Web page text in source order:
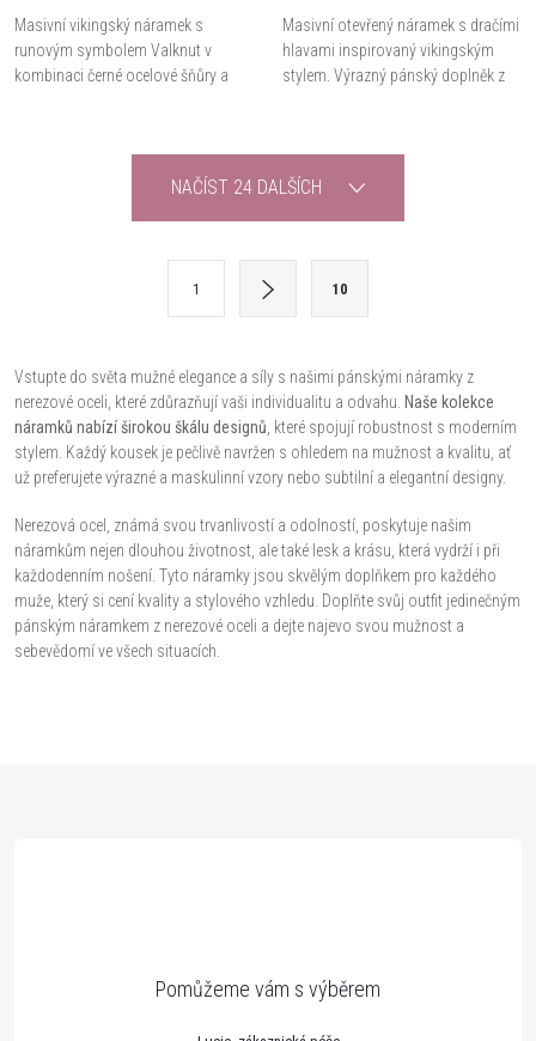
Masivní vikingský náramek s
runovým symbolem Valknut v
kombinaci černé ocelové šňůry a
Masivní otevřený náramek s dračími
hlavami inspirovaný vikingským
stylem. Výrazný pánský doplněk z
d
a
c
í
p
r
v
NAČÍST 24 DALŠÍCH
á
n
k
o
á
n
í
1 10
Vstupte do světa mužné elegance a síly s našimi pánskými náramky z
nerezové oceli, které zdůrazňují vaši individualitu a odvahu. Naše kolekce
náramků nabízí širokou škálu designů , které spojují robustnost s moderním
stylem. Každý kousek je pečlivě navržen s ohledem na mužnost a kvalitu, ať
už preferujete výrazné a maskulinní vzory nebo subtilní a elegantní designy.
Nerezová ocel, známá svou trvanlivostí a odolností, poskytuje našim
náramkům nejen dlouhou životnost, ale také lesk a krásu, která vydrží i při
každodenním nošení. Tyto náramky jsou skvělým doplňkem pro každého
muže, který si cení kvality a stylového vzhledu. Doplňte svůj outfit jedinečným
pánským náramkem z nerezové oceli a dejte najevo svou mužnost a
sebevědomí ve všech situacích.